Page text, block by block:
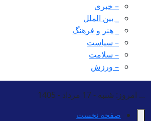
– خبری
_ بین الملل
_ هنر و فرهنگ
– سیاست
– سلامت
– ورزش
... امروز: شنبه - 17 مرداد - 1405
صفحه نخست